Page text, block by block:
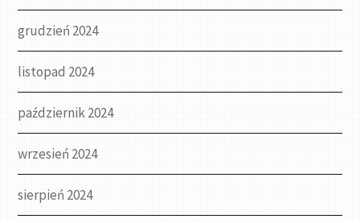
grudzień 2024
listopad 2024
październik 2024
wrzesień 2024
sierpień 2024